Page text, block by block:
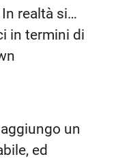
realtà si…
in termini di
un
ed